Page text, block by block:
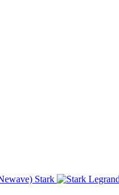
Stark Legrand